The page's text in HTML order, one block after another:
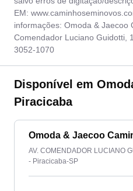
EM:
informações: Omoda & Jaecoo
Comendador Luciano Guidotti,
3052-1070
Disponível em
Piracicaba
Omoda & Jaecoo
AV. COMENDADOR LUCIANO
- Piracicaba-SP